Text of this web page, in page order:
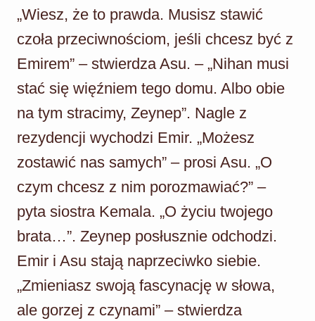
„Wiesz, że to prawda. Musisz stawić
czoła przeciwnościom, jeśli chcesz być z
Emirem” – stwierdza Asu. – „Nihan musi
stać się więźniem tego domu. Albo obie
na tym stracimy, Zeynep”. Nagle z
rezydencji wychodzi Emir. „Możesz
zostawić nas samych” – prosi Asu. „O
czym chcesz z nim porozmawiać?” –
pyta siostra Kemala. „O życiu twojego
brata…”. Zeynep posłusznie odchodzi.
Emir i Asu stają naprzeciwko siebie.
„Zmieniasz swoją fascynację w słowa,
ale gorzej z czynami” – stwierdza